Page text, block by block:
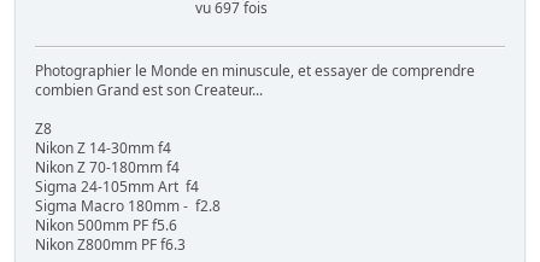
vu 697 fois
Photographier le Monde en minuscule, et essayer de comprendre
combien Grand est son Createur...
Z8
Nikon Z 14-30mm f4
Nikon Z 70-180mm f4
Sigma 24-105mm Art f4
Sigma Macro 180mm - f2.8
Nikon 500mm PF f5.6
Nikon Z800mm PF f6.3